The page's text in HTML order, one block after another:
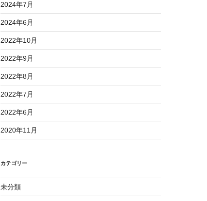
2024年7月
2024年6月
2022年10月
2022年9月
2022年8月
2022年7月
2022年6月
2020年11月
カテゴリー
未分類